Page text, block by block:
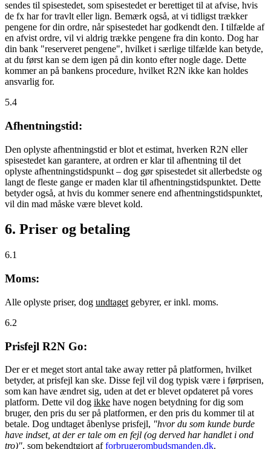
sendes til spisestedet, som spisestedet er berettiget til at afvise, hvis
de fx har for travlt eller lign. Bemærk også, at vi tidligst trækker
pengene for din ordre, når spisestedet har godkendt den. I tilfælde af
en afvist ordre, vil vi aldrig trække pengene fra din konto. Dog har
din bank "reserveret pengene", hvilket i særlige tilfælde kan betyde,
at du først kan se dem igen på din konto efter nogle dage. Dette
kommer an på bankens procedure, hvilket R2N ikke kan holdes
ansvarlig for.
5.4
Afhentningstid:
Den oplyste afhentningstid er blot et estimat, hverken R2N eller
spisestedet kan garantere, at ordren er klar til afhentning til det
oplyste afhentningstidspunkt – dog gør spisestedet sit allerbedste og
langt de fleste gange er maden klar til afhentningstidspunktet. Dette
betyder også, at hvis du kommer senere end afhentningstidspunktet,
vil din mad måske være blevet kold.
6. Priser og betaling
6.1
Moms:
Alle oplyste priser, dog undtaget gebyrer, er inkl. moms.
6.2
Prisfejl R2N Go:
Der er et meget stort antal take away retter på platformen, hvilket
betyder, at prisfejl kan ske. Disse fejl vil dog typisk være i førprisen,
som kan have ændret sig, uden at det er blevet opdateret på vores
platform. Dette vil dog ikke have nogen betydning for dig som
bruger, den pris du ser på platformen, er den pris du kommer til at
betale. Dog undtaget åbenlyse prisfejl, "hvor du som kunde burde
have indset, at der er tale om en fejl (og derved har handlet i ond
tro)", som bekendtgjort afforbrugerombudsmanden.dk.